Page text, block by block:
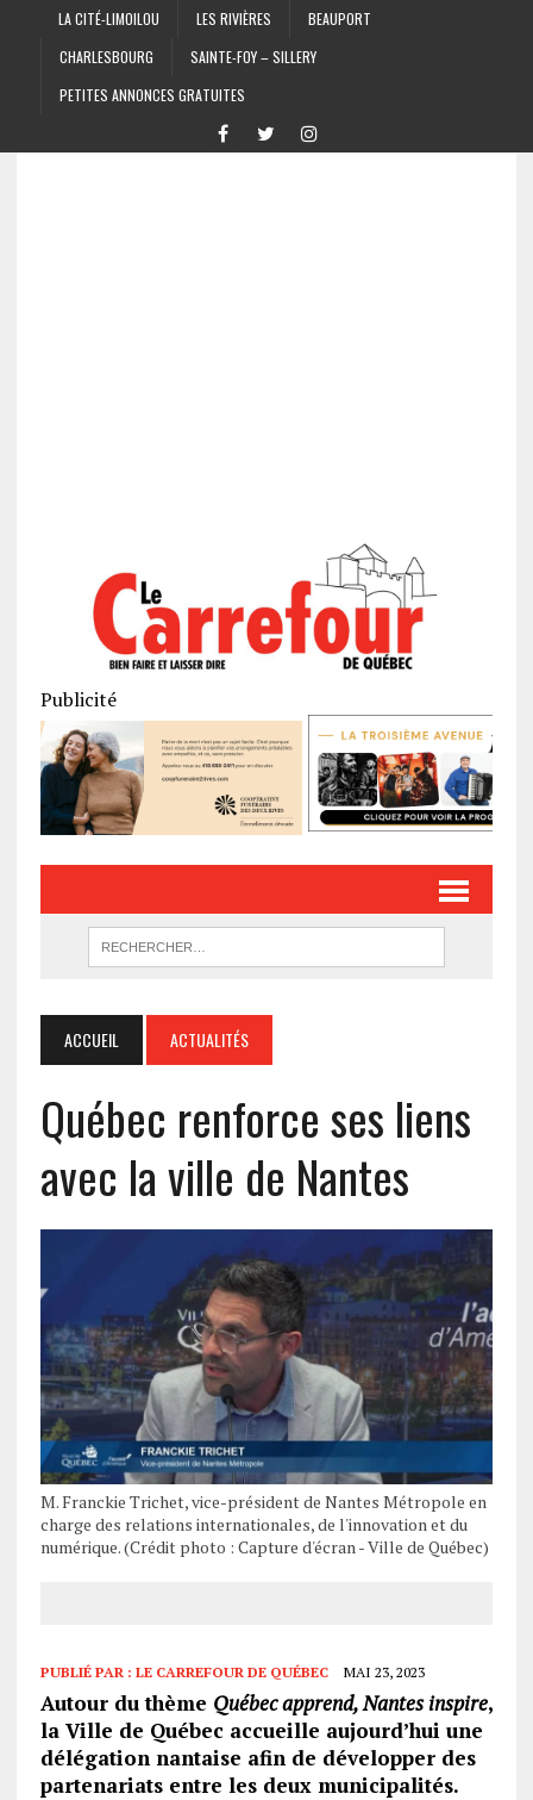
LA CITÉ-LIMOILOU LES RIVIÈRES
BEAUPORT
CHARLESBOURG
SAINTE-FOY – SILLERY
PETITES ANNONCES GRATUITES
Publicité
ACCUEIL ACTUALITÉS
Québec renforce ses liens
avec la ville de Nantes
M. Franckie Trichet, vice-président de Nantes Métropole en
charge des relations internationales, de l'innovation et du
numérique. (Crédit photo : Capture d'écran - Ville de Québec)
PUBLIÉ PAR : LE CARREFOUR DE QUÉBEC MAI 23, 2023
Autour du thème Québec apprend, Nantes inspire,
la Ville de Québec accueille aujourd’hui une
délégation nantaise afin de développer des
partenariats entre les deux municipalités.